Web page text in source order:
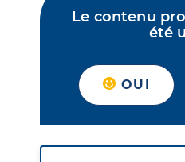
Le contenu
été
OUI